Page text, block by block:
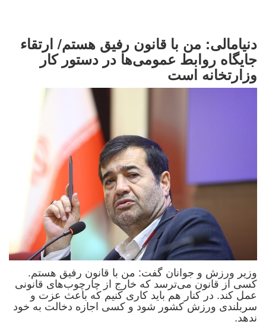
دنیامالی: من با قانون رفیق هستم/ ارتقاء
جایگاه روابط عمومی‌ها در دستور کار
وزارتخانه است
وزیر ورزش و جوانان گفت: من با قانون رفیق هستم.
کسی از قانون می‌ترسد که خارج از چارچوب‌های قانونی
عمل کند. در کنار هم باید کاری کنیم که باعث عزت و
سربلندی ورزش کشور شود و کسی اجازه دخالت به خود
ندهد.